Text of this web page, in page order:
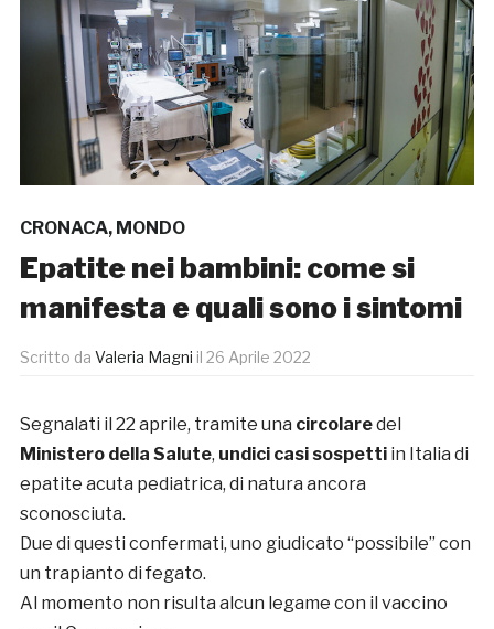
CRONACA, MONDO
Epatite nei bambini: come si
manifesta e quali sono i sintomi
Scritto da Valeria Magni il 26 Aprile 2022
Segnalati il 22 aprile, tramite una circolaredel
Ministero della Salute, undici casi sospettiin Italia di
epatite acuta pediatrica, di natura ancora
sconosciuta.
Due di questi confermati, uno giudicato “possibile” con
un trapianto di fegato.
Al momento non risulta alcun legame con il vaccino